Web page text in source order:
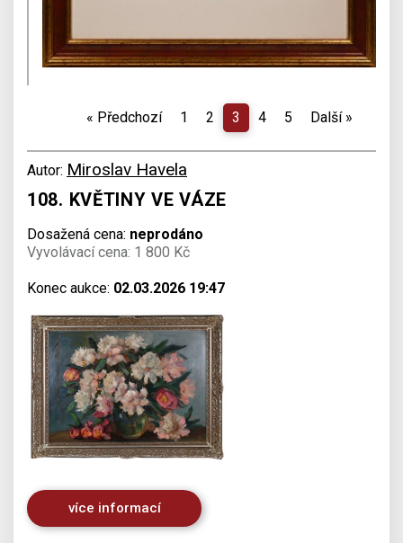
« Předchozí 1 2 3 4 5 Další »
Autor: Miroslav Havela
108. KVĚTINY VE VÁZE
Dosažená cena: neprodáno
Vyvolávací cena: 1 800 Kč
Konec aukce: 02.03.2026 19:47
více informací